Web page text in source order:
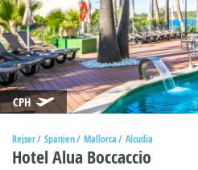
CPH
Rejser Spanien Mallorca Alcudia
Hotel Alua Boccaccio